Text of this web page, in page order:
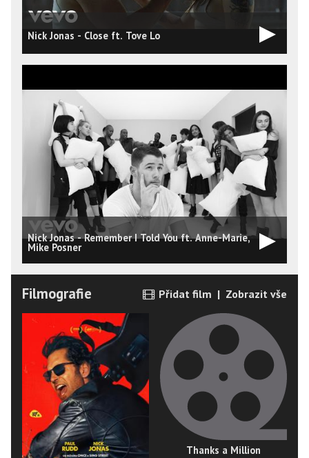
Nick Jonas - Close ft. Tove Lo
Nick Jonas - Remember I Told You ft. Anne-Marie,
Mike Posner
Filmografie Přidat film | Zobrazit vše
Thanks a Million